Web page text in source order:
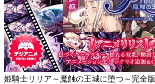
姫騎士リリア～魔触の王城に堕つ～完全版